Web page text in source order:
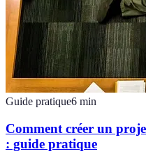
Guide pratique6 min
Comment créer un
: guide pratique